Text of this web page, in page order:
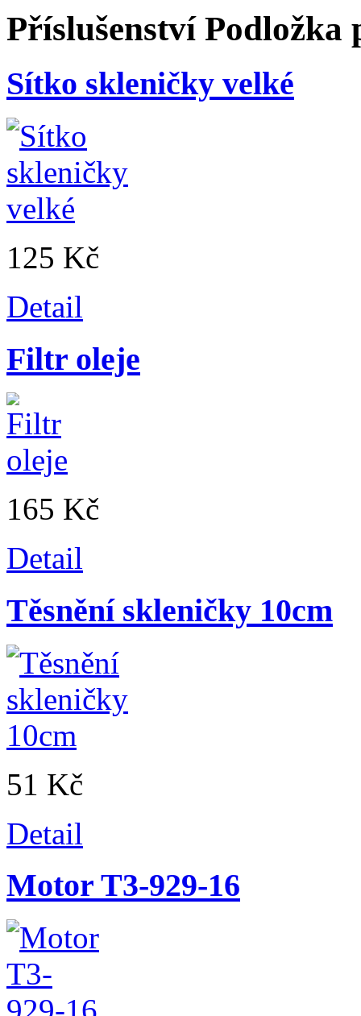
Příslušenství Podložka
Sítko skleničky velké
125 Kč
Detail
Filtr oleje
165 Kč
Detail
Těsnění skleničky 10cm
51 Kč
Detail
Motor T3-929-16